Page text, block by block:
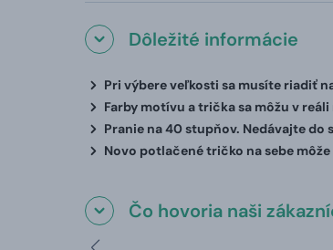
Dôležité informácie
Pri výbere veľkosti sa musíte riadiť
Farby motívu a trička sa môžu v
Pranie na 40 stupňov. Nedávajte do
Novo potlačené tričko na sebe
Čo hovoria naši